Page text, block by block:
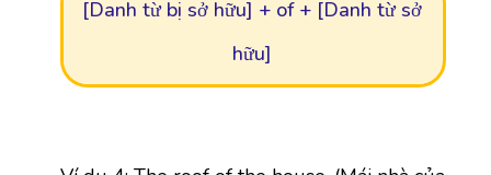
[Danh từ bị sở hữu] + of + [Danh từ sở
hữu]